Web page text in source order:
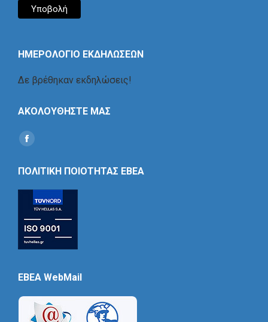
ΗΜΕΡΟΛΟΓΙΟ ΕΚΔΗΛΩΣΕΩΝ
Δε βρέθηκαν εκδηλώσεις!
ΑΚΟΛΟΥΘΗΣΤΕ ΜΑΣ
Find us on:
Social
ΠΟΛΙΤΙΚΗ ΠΟΙΟΤΗΤΑΣ ΕΒΕΑ
EBEA WebMail